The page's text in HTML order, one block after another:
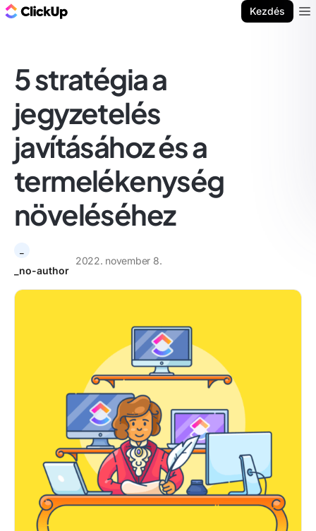
Kezdés
5 stratégia a
jegyzetelés
javításához és a
termelékenység
növeléséhez
_no-author
2022. november 8.